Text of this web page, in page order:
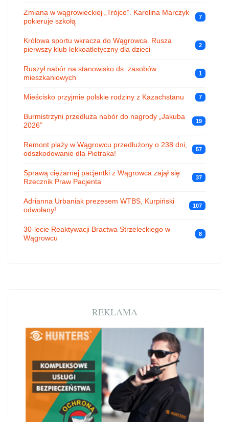
Zmiana w wągrowieckiej „Trójce”. Karolina Marczyk
pokieruje szkołą
7
Królowa sportu wkracza do Wągrowca. Rusza
pierwszy klub lekkoatletyczny dla dzieci
2
Ruszył nabór na stanowisko ds. zasobów
mieszkaniowych
1
Mieścisko przyjmie polskie rodziny z Kazachstanu 7
Burmistrzyni przedłuża nabór do nagrody „Jakuba
2026”
19
Remont plaży w Wągrowcu przedłużony o 238 dni,
odszkodowanie dla Pietraka!
57
Sprawą ciężarnej pacjentki z Wągrowca zajął się
Rzecznik Praw Pacjenta
37
Adrianna Urbaniak prezesem WTBS, Kurpiński
odwołany!
107
30-lecie Reaktywacji Bractwa Strzeleckiego w
Wągrowcu
8
REKLAMA